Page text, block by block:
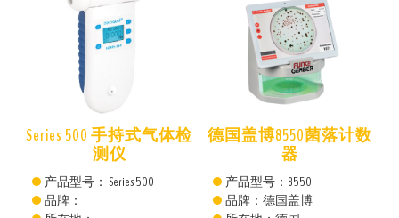
Series 500 手持式气体检
测仪
产品型号： Series 500
品牌：
德国盖博8550菌落计数
器
产品型号：8550
品牌：德国盖博